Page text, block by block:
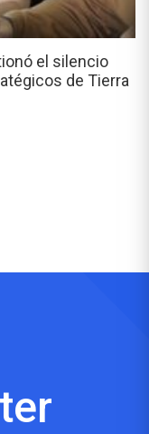
el silencio
de Tierra